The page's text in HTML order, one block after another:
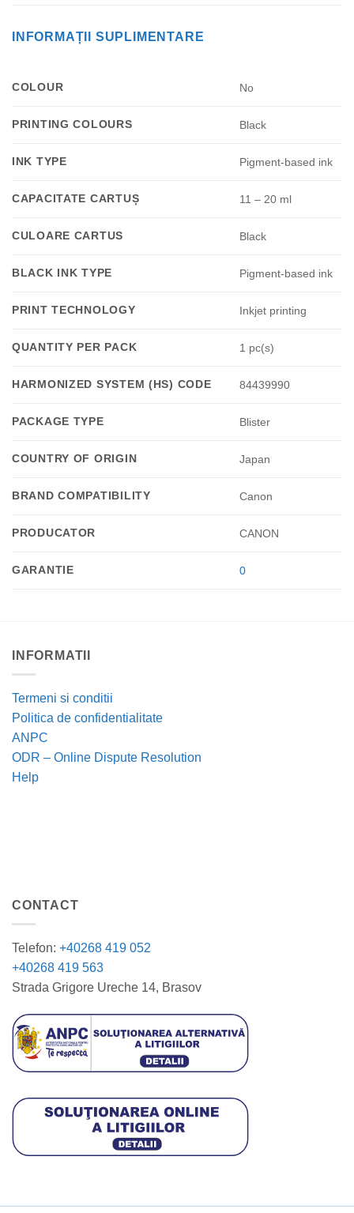
INFORMAȚII SUPLIMENTARE
COLOUR No
PRINTING COLOURS Black
INK TYPE Pigment-based ink
CAPACITATE CARTUȘ 11 – 20 ml
CULOARE CARTUS Black
BLACK INK TYPE Pigment-based ink
PRINT TECHNOLOGY Inkjet printing
QUANTITY PER PACK 1 pc(s)
HARMONIZED SYSTEM (HS) CODE 84439990
PACKAGE TYPE Blister
COUNTRY OF ORIGIN Japan
BRAND COMPATIBILITY Canon
PRODUCATOR CANON
GARANTIE 0
INFORMATII
Termeni si conditii
Politica de confidentialitate
ANPC
ODR – Online Dispute Resolution
Help
CONTACT
Telefon: +40268 419 052
+40268 419 563
Strada Grigore Ureche 14, Brasov